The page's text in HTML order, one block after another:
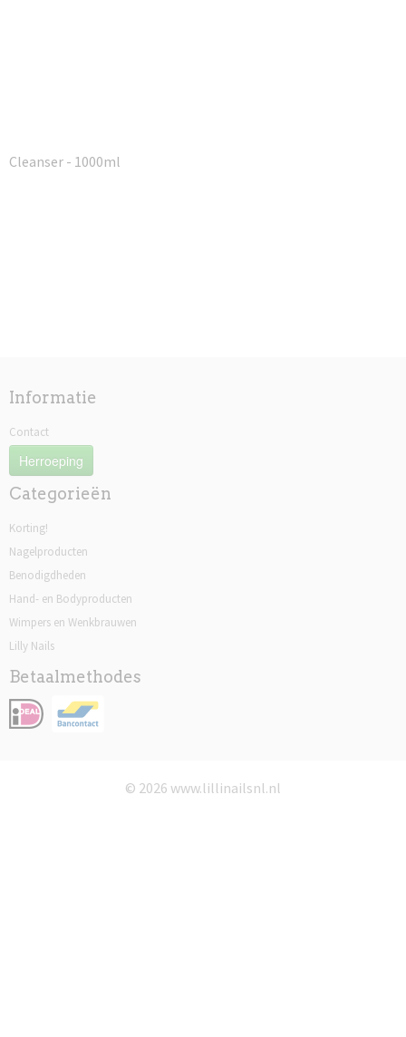
Cleanser - 1000ml
Informatie
Contact
Herroeping
Categorieën
Korting!
Nagelproducten
Benodigdheden
Hand- en Bodyproducten
Wimpers en Wenkbrauwen
Lilly Nails
Betaalmethodes
© 2026 www.lillinailsnl.nl